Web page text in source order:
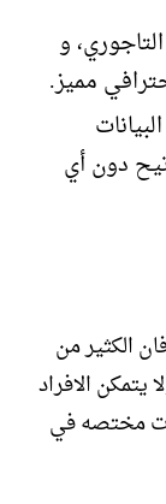
و
مميز.
دون أي
الكثير من
الافراد
مختصه في